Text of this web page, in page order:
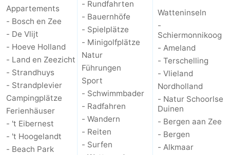
Duinen
aan
Zee
Bergen
-
Alkmaar
-
Egmond
aan
Zee
Noordhollands
duinreservaat
Wijk
aan
-
Natur
-
Appartements
- Bosch en Zee
- De Vlijt
- Hoeve Holland
- Land en Zeezicht
- Strandhuys
- Strandplevier
Campingplätze
Ferienhäuser
- 't Eibernest
- 't Hoogelandt
- Beach Park
- Rundfahrten
- Bauernhöfe
- Spielplätze
- Minigolfplätze
Natur
Führungen
Sport
- Schwimmbader
- Radfahren
- Wandern
- Reiten
- Surfen
Watteninseln
-
Schiermonnikoog
- Ameland
- Terschelling
- Vlieland
Nordholland
- Natur Schoorlse
Duinen
- Bergen aan Zee
- Bergen
- Alkmaar